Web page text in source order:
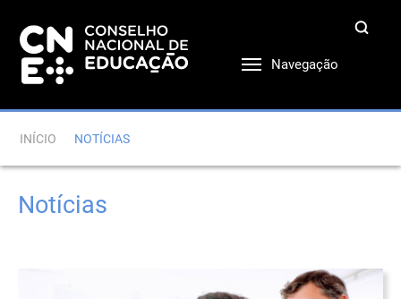
Navegação
INÍCIO NOTÍCIAS
Notícias